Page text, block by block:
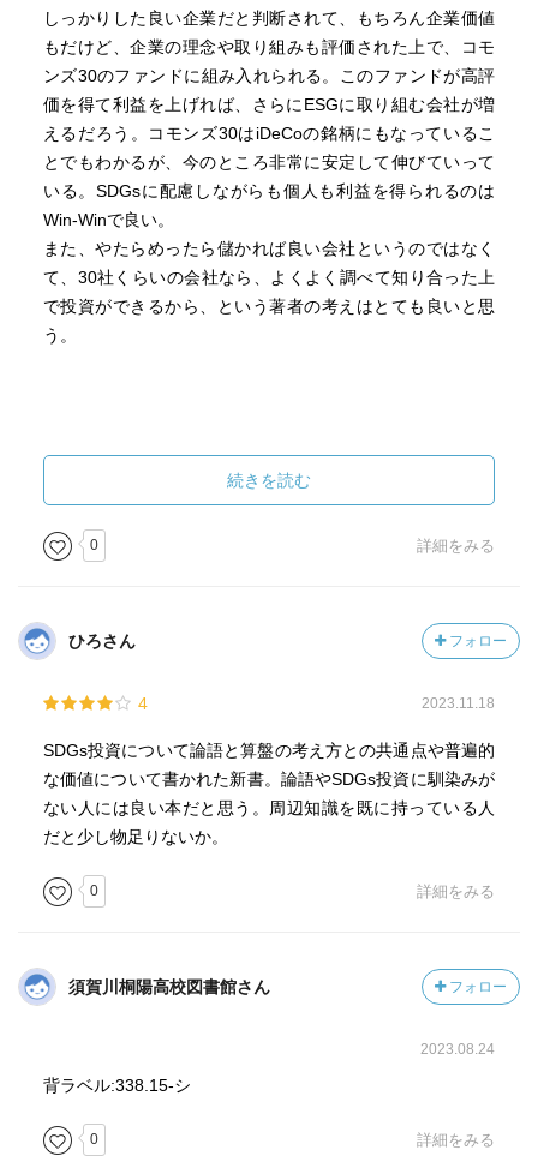
しっかりした良い企業だと判断されて、もちろん企業価値
もだけど、企業の理念や取り組みも評価された上で、コモ
ンズ30のファンドに組み入れられる。このファンドが高評
価を得て利益を上げれば、さらにESGに取り組む会社が増
えるだろう。コモンズ30はiDeCoの銘柄にもなっているこ
とでもわかるが、今のところ非常に安定して伸びていって
いる。SDGsに配慮しながらも個人も利益を得られるのは
Win-Winで良い。
また、やたらめったら儲かれば良い会社というのではなく
て、30社くらいの会社なら、よくよく調べて知り合った上
で投資ができるから、という著者の考えはとても良いと思
う。
続きを読む
0 詳細をみる
ひろさん フォロー
4 2023.11.18
SDGs投資について論語と算盤の考え方との共通点や普遍的
な価値について書かれた新書。論語やSDGs投資に馴染みが
ない人には良い本だと思う。周辺知識を既に持っている人
だと少し物足りないか。
0 詳細をみる
須賀川桐陽高校図書館さん フォロー
2023.08.24
背ラベル:338.15-シ
0 詳細をみる